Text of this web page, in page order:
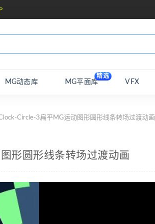
MG动态库 MG平面库
精选
VFX
Circle-3扁平MG运动图形圆形线条转场过渡动画
形圆形线条转场过渡动画